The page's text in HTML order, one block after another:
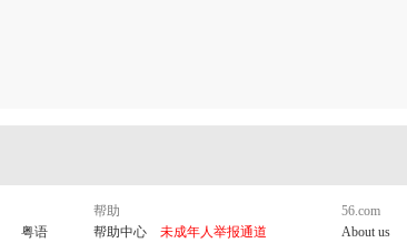
粤语
帮助
帮助中心
未成年人举报通道
56.com
About us